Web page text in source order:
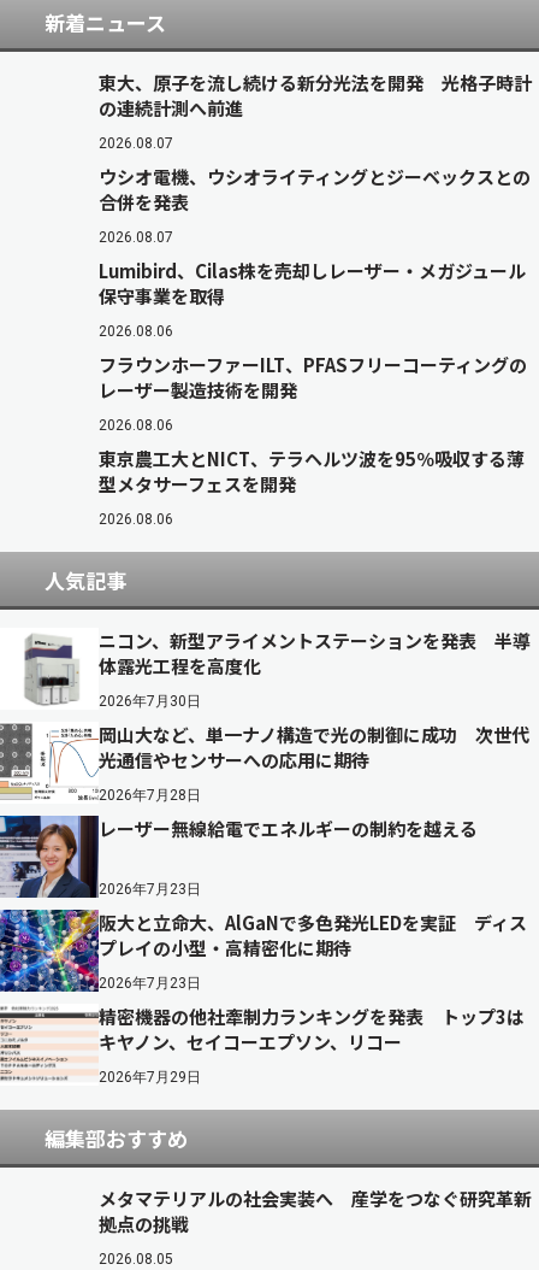
新着ニュース
東大、原子を流し続ける新分光法を開発 光格子時計
の連続計測へ前進
2026.08.07
ウシオ電機、ウシオライティングとジーベックスとの
合併を発表
2026.08.07
Lumibird、Cilas株を売却しレーザー・メガジュール
保守事業を取得
2026.08.06
フラウンホーファーILT、PFASフリーコーティングの
レーザー製造技術を開発
2026.08.06
東京農工大とNICT、テラヘルツ波を95％吸収する薄
型メタサーフェスを開発
2026.08.06
人気記事
ニコン、新型アライメントステーションを発表 半導
体露光工程を高度化
2026年7月30日
岡山大など、単一ナノ構造で光の制御に成功 次世代
光通信やセンサーへの応用に期待
2026年7月28日
レーザー無線給電でエネルギーの制約を越える
2026年7月23日
阪大と立命大、AlGaNで多色発光LEDを実証 ディス
プレイの小型・高精密化に期待
2026年7月23日
精密機器の他社牽制力ランキングを発表 トップ3は
キヤノン、セイコーエプソン、リコー
2026年7月29日
編集部おすすめ
メタマテリアルの社会実装へ 産学をつなぐ研究革新
拠点の挑戦
2026.08.05